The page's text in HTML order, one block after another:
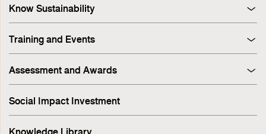
Know Sustainability
Sustainability at A Glance
Principles and Guidelines
Corporate Governance
Sustainability Management Process
Stakeholder Engagement & Materiality Analysis
ESG Risk
Sustainable Supply Chain
Training and Events
Training
Events
Assessment and Awards
Corporate Governance Report (CGR)
SET ESG Ratings
FTSE Russell ESG Scores
Social Impact Investment